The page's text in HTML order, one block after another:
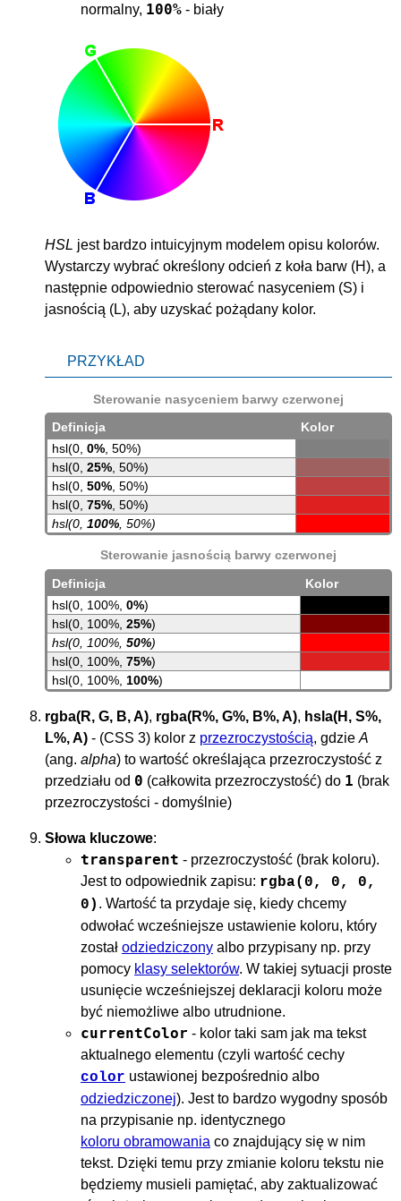
normalny, 100% - biały
HSL jest bardzo intuicyjnym modelem opisu kolorów.
Wystarczy wybrać określony odcień z koła barw (H), a
następnie odpowiednio sterować nasyceniem (S) i
jasnością (L), aby uzyskać pożądany kolor.
PRZYKŁAD
Sterowanie nasyceniem barwy czerwonej
Definicja
Kolor
hsl(0, 0%, 50%)
hsl(0, 25%, 50%)
hsl(0, 50%, 50%)
hsl(0, 75%, 50%)
hsl(0, 100%, 50%)
Sterowanie jasnością barwy czerwonej
Definicja
Kolor
hsl(0, 100%, 0%)
hsl(0, 100%, 25%)
hsl(0, 100%, 50%)
hsl(0, 100%, 75%)
hsl(0, 100%, 100%)
rgba(R, G, B, A), rgba(R%, G%, B%, A), hsla(H, S%,
L%, A) - (CSS 3) kolor z przezroczystością, gdzie A
(ang. alpha) to wartość określająca przezroczystość z
przedziału od 0 (całkowita przezroczystość) do 1 (brak
przezroczystości - domyślnie)
Słowa kluczowe:
transparent - przezroczystość (brak koloru).
Jest to odpowiednik zapisu: rgba(0, 0, 0,
0) . Wartość ta przydaje się, kiedy chcemy
odwołać wcześniejsze ustawienie koloru, który
został odziedziczony albo przypisany np. przy
pomocy klasy selektorów. W takiej sytuacji proste
usunięcie wcześniejszej deklaracji koloru może
być niemożliwe albo utrudnione.
currentColor - kolor taki sam jak ma tekst
aktualnego elementu (czyli wartość cechy
color ustawionej bezpośrednio albo
odziedziczonej). Jest to bardzo wygodny sposób
na przypisanie np. identycznego
koloru obramowania co znajdujący się w nim
tekst. Dzięki temu przy zmianie koloru tekstu nie
będziemy musieli pamiętać, aby zaktualizować